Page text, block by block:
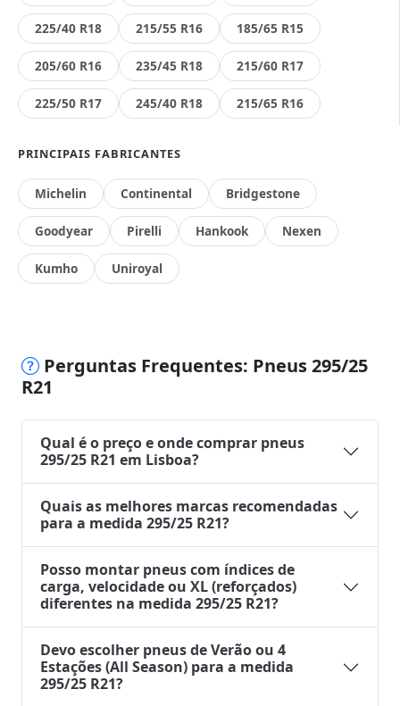
225/40 R18 215/55 R16 185/65 R15
205/60 R16 235/45 R18 215/60 R17
225/50 R17 245/40 R18 215/65 R16
PRINCIPAIS FABRICANTES
Michelin Continental Bridgestone
Goodyear Pirelli Hankook Nexen
Kumho Uniroyal
Perguntas Frequentes: Pneus 295/25
R21
Qual é o preço e onde comprar pneus
295/25 R21 em Lisboa?
Quais as melhores marcas recomendadas
para a medida 295/25 R21?
Posso montar pneus com índices de
carga, velocidade ou XL (reforçados)
diferentes na medida 295/25 R21?
Devo escolher pneus de Verão ou 4
Estações (All Season) para a medida
295/25 R21?